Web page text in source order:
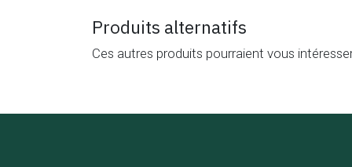
Produits alternatifs
Ces autres produits pourraient vous